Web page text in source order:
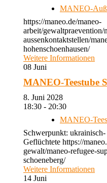
MANEO-
https://maneo.de/maneo-
arbeit/gewaltpraevention/
aussenkontaktstellen/
hohenschoenhausen/
Weitere Informationen
08 Juni
MANEO-Teestube
8. Juni 2028
18:30 - 20:30
MANEO-
Schwerpunkt: ukrainisch-
Geflüchtete https://
gewalt/maneo-refugee-
schoeneberg/
Weitere Informationen
14 Juni